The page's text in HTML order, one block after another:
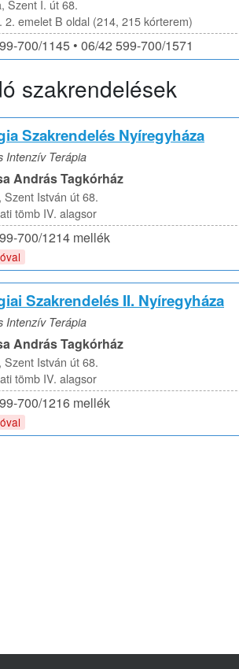
Szent I. út 68.
2. emelet B oldal (214, 215 kórterem)
700/1145 • 06/42 599-700/1571
szakrendelések
Szakrendelés Nyíregyháza
Intenzív Terápia
András Tagkórház
István út 68.
tömb IV. alagsor
700/1214 mellék
Szakrendelés II. Nyíregyháza
Intenzív Terápia
András Tagkórház
István út 68.
tömb IV. alagsor
700/1216 mellék